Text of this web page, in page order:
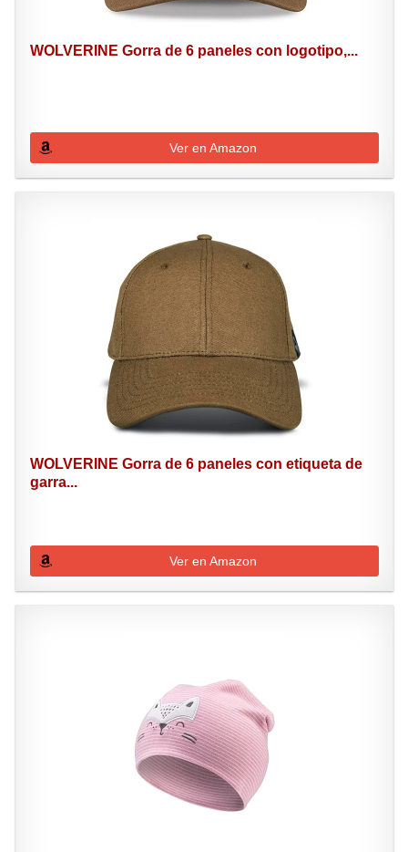
WOLVERINE Gorra de 6 paneles con logotipo,...
Ver en Amazon
WOLVERINE Gorra de 6 paneles con etiqueta de
garra...
Ver en Amazon